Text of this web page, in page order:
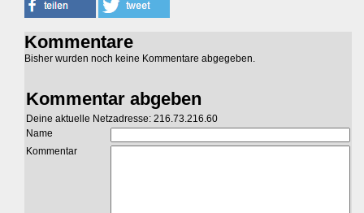
Kommentare
Bisher wurden noch keine Kommentare abgegeben.
Kommentar abgeben
Deine aktuelle Netzadresse: 216.73.216.60
Name
Kommentar